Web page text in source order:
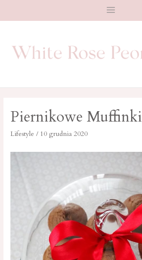
Main
Piernikowe Muffinki
Lifestyle / 10 grudnia 2020